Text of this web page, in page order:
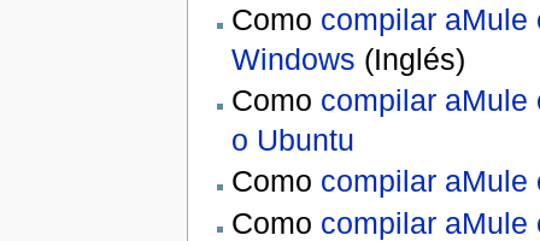
Como compilar aMule
Windows (Inglés)
Como compilar aMule
o Ubuntu
Como compilar aMule
Como compilar aMule